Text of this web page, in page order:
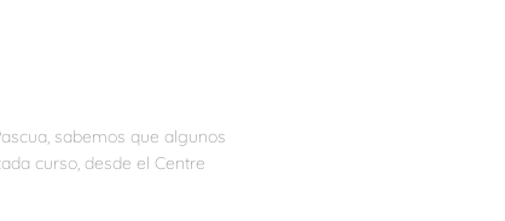
sabemos que algunos
curso, desde el Centre